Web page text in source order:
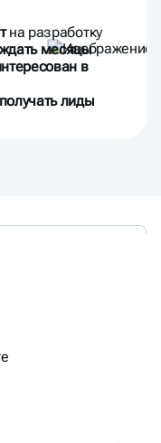
на разработку
месяцы
в
лиды